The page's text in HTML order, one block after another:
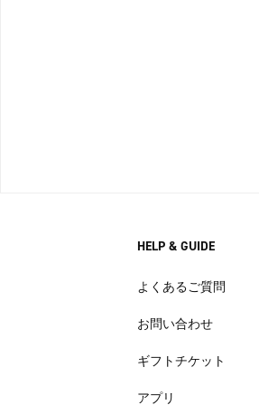
HELP & GUIDE
よくあるご質問
お問い合わせ
ギフトチケット
アプリ